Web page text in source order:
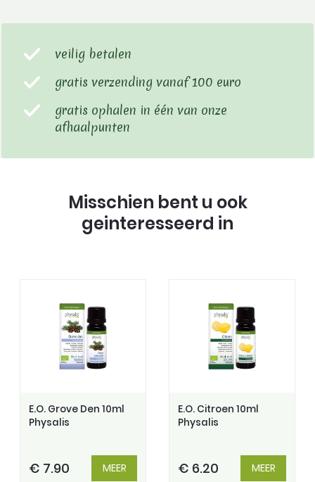
veilig betalen
gratis verzending vanaf 100 euro
gratis ophalen in één van onze
afhaalpunten
Misschien bent u ook
geinteresseerd in
E.O. Grove Den 10ml
Physalis
€ 7.90 MEER
E.O. Citroen 10ml
Physalis
€ 6.20 MEER